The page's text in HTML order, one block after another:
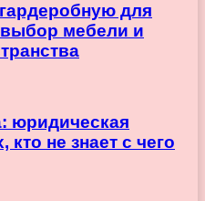
для
мебели и
юридическая
кто не знает с чего